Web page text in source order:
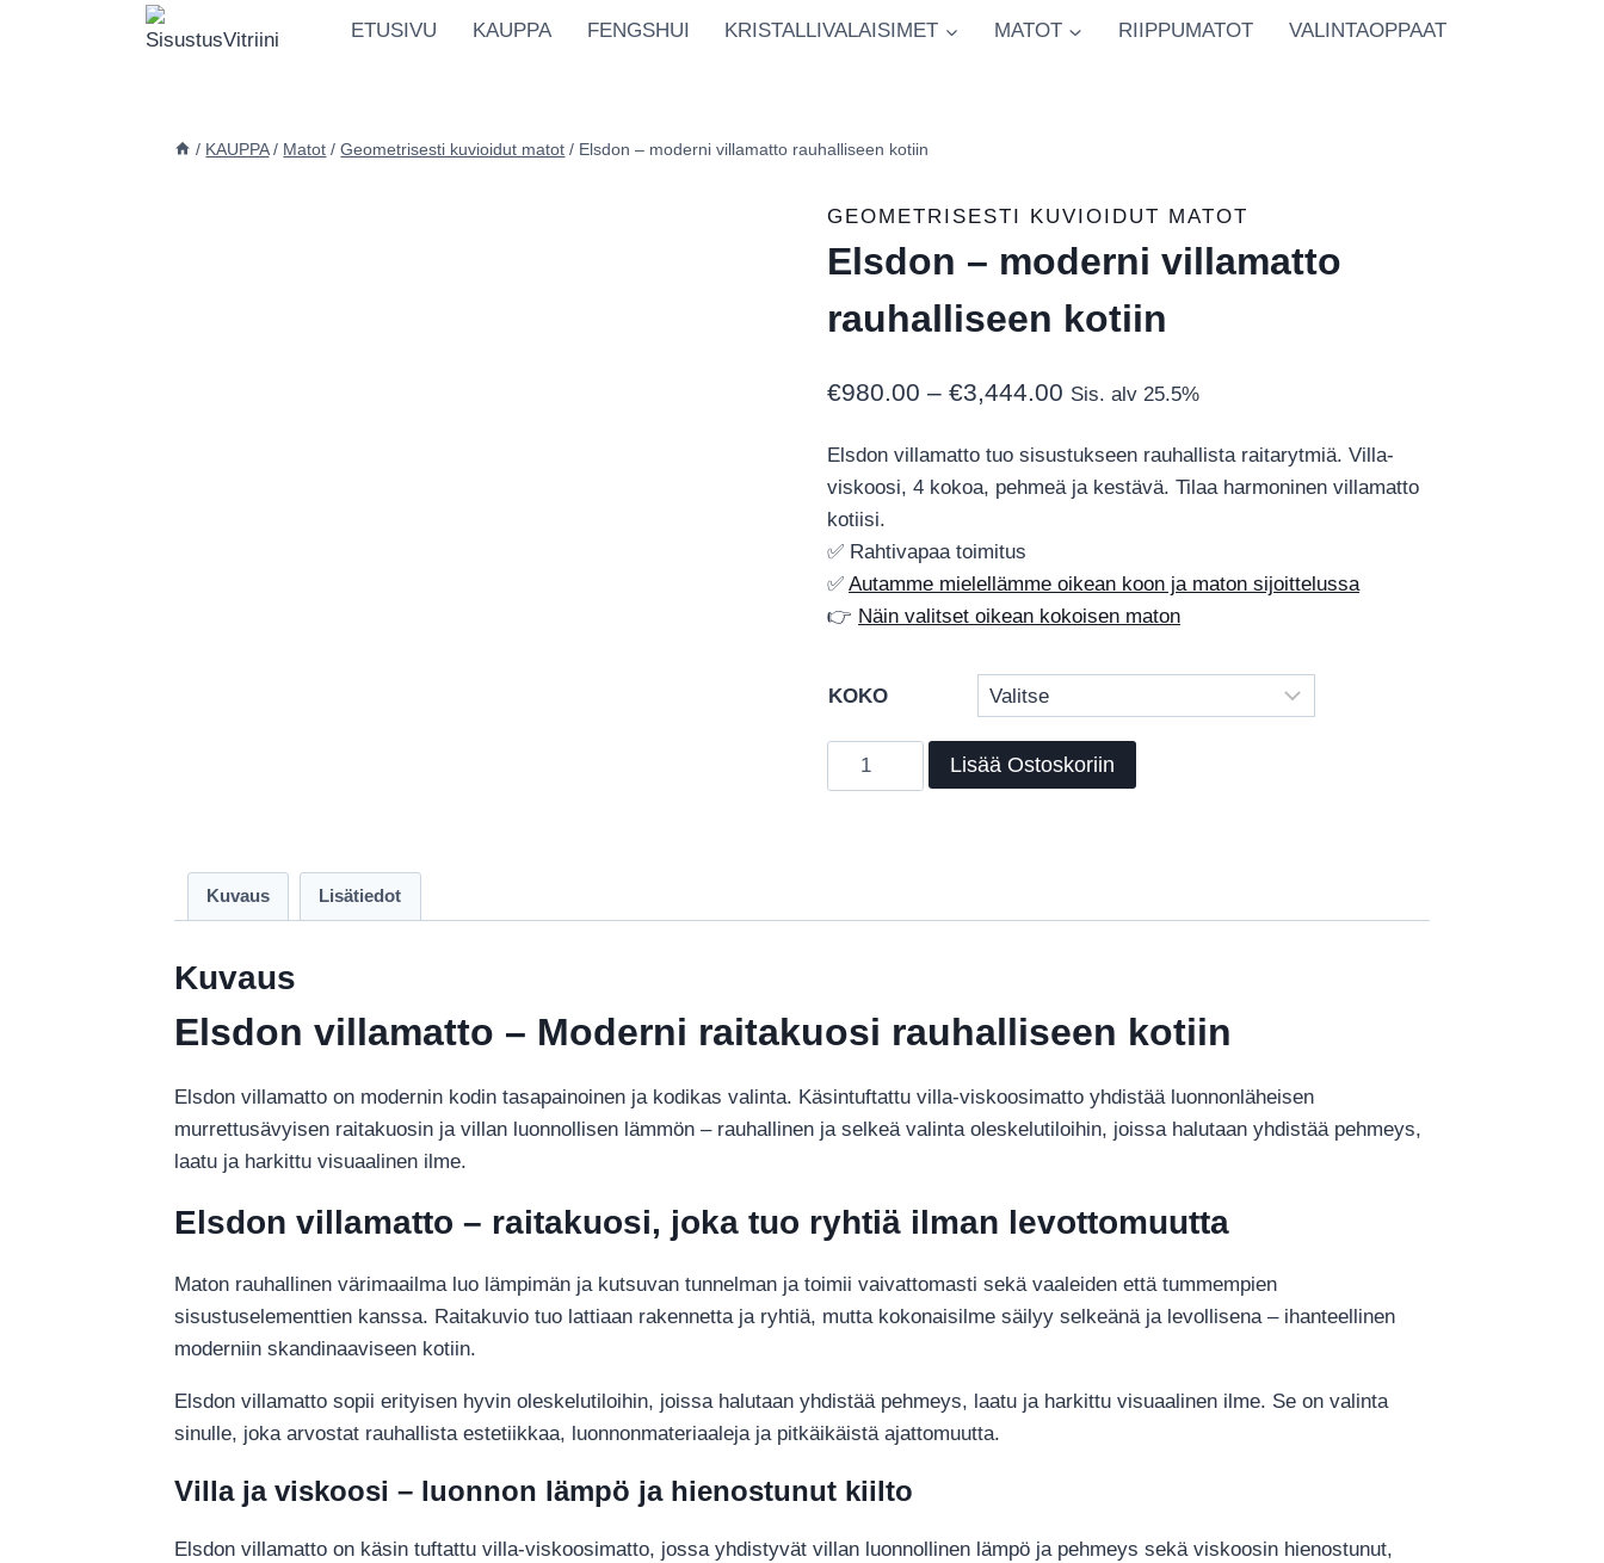
ETUSIVU KAUPPA FENGSHUI KRISTALLIVALAISIMET MATOT RIIPPUMATOT VALINTAOPPAAT
/ KAUPPA / Matot / Geometrisesti kuvioidut matot / Elsdon – moderni villamatto rauhalliseen kotiin
GEOMETRISESTI KUVIOIDUT MATOT
Elsdon – moderni villamatto
rauhalliseen kotiin
€980.00 – €3,444.00 Hintaluokka:
-
Sis. alv 25.5%
Elsdon villamatto tuo sisustukseen rauhallista raitarytmiä. Villa-
viskoosi, 4 kokoa, pehmeä ja kestävä. Tilaa harmoninen villamatto
kotiisi.
✅ Rahtivapaa toimitus
✅Autamme mielellämme oikean koon ja maton sijoittelussa
👉 Näin valitset oikean kokoisen maton
KOKO
Elsdon
–
kotiin
Lisää Ostoskoriin
Kuvaus Lisätiedot
Kuvaus
Elsdon villamatto – Moderni raitakuosi rauhalliseen kotiin
Elsdon villamatto on modernin kodin tasapainoinen ja kodikas valinta. Käsintuftattu villa-viskoosimatto yhdistää luonnonläheisen
murrettusävyisen raitakuosin ja villan luonnollisen lämmön – rauhallinen ja selkeä valinta oleskelutiloihin, joissa halutaan yhdistää pehmeys,
laatu ja harkittu visuaalinen ilme.
Elsdon villamatto – raitakuosi, joka tuo ryhtiä ilman levottomuutta
Maton rauhallinen värimaailma luo lämpimän ja kutsuvan tunnelman ja toimii vaivattomasti sekä vaaleiden että tummempien
sisustuselementtien kanssa. Raitakuvio tuo lattiaan rakennetta ja ryhtiä, mutta kokonaisilme säilyy selkeänä ja levollisena – ihanteellinen
moderniin skandinaaviseen kotiin.
Elsdon villamatto sopii erityisen hyvin oleskelutiloihin, joissa halutaan yhdistää pehmeys, laatu ja harkittu visuaalinen ilme. Se on valinta
sinulle, joka arvostat rauhallista estetiikkaa, luonnonmateriaaleja ja pitkäikäistä ajattomuutta.
Villa ja viskoosi – luonnon lämpö ja hienostunut kiilto
Elsdon villamatto on käsin tuftattu villa-viskoosimatto, jossa yhdistyvät villan luonnollinen lämpö ja pehmeys sekä viskoosin hienostunut,